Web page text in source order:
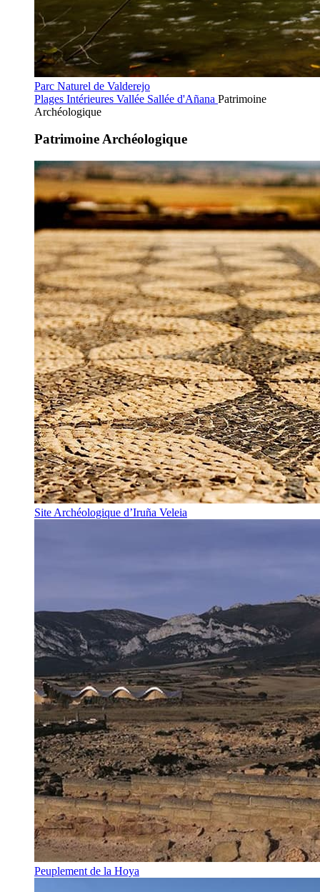
Parc Naturel de Valderejo
Plages Intérieures Vallée Sallée d'Añana Patrimoine
Archéologique
Patrimoine Archéologique
Site Archéologique d’Iruña Veleia
Peuplement de la Hoya